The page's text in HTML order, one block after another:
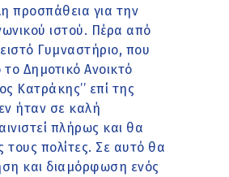
προσπάθεια για την
ιστού. Πέρα από
Γυμναστήριο, που
Δημοτικό Ανοικτό
Κατράκης’’ επί της
ήταν σε καλή
πλήρως και θα
τους πολίτες. Σε αυτό θα
και διαμόρφωση ενός